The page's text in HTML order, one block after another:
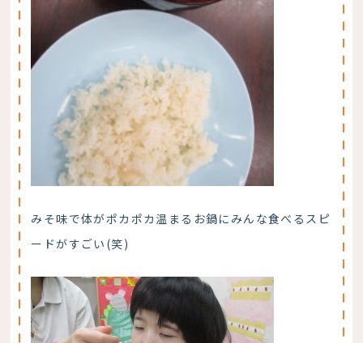
みそ味で体がポカポカ温まるお鍋にみんな食べるスピ
ードがすごい(笑)